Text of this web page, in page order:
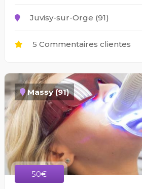
Juvisy-sur-Orge (91)
5 Commentaires clientes
Massy (91)
50€